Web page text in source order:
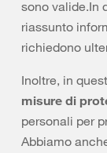
sono valide.In
riassunto
richiedono
Inoltre, in
misure di
personali per
Abbiamo